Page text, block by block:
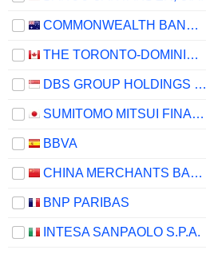
COMMONWEALTH BANK OF AUSTRALIA
THE TORONTO-DOMINION BANK
DBS GROUP HOLDINGS LTD
SUMITOMO MITSUI FINANCIAL GROUP, INC.
BBVA
CHINA MERCHANTS BANK CO., LTD.
BNP PARIBAS
INTESA SANPAOLO S.P.A.